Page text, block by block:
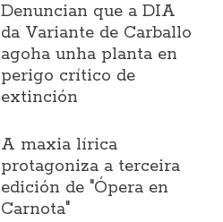
Denuncian que a DIA
da Variante de Carballo
agoha unha planta en
perigo crítico de
extinción
A maxia lírica
protagoniza a terceira
edición de "Ópera en
Carnota"